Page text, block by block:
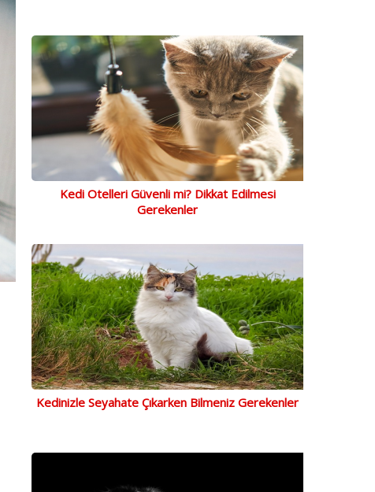
Kedi Otelleri Güvenli mi? Dikkat Edilmesi
Gerekenler
Kedinizle Seyahate Çıkarken Bilmeniz Gerekenler